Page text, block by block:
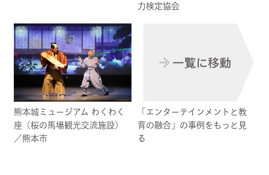
力検定協会
熊本城ミュージアム わくわく
座（桜の馬場観光交流施設）
／熊本市
「エンターテインメントと教
育の融合」の事例をもっと見
る